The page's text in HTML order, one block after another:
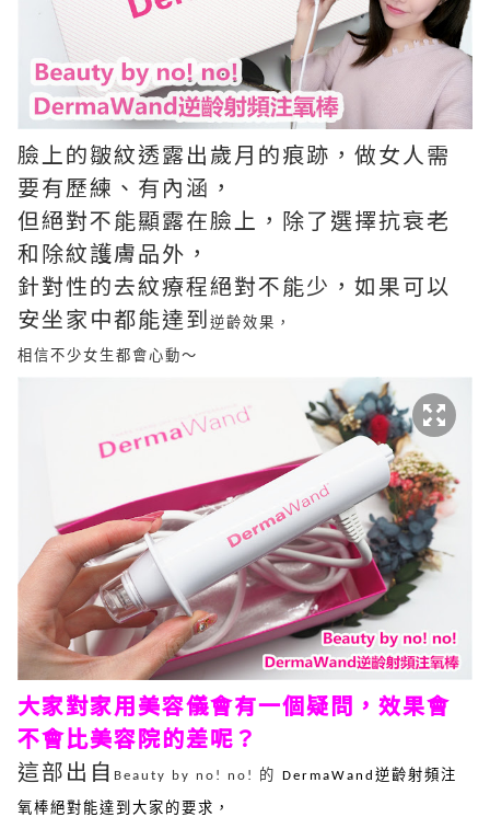
臉上的皺紋透露出歲月的痕跡，做女人需
要有歷練、有內涵，
但絕對不能顯露在臉上，除了選擇抗衰老
和除紋護膚品外，
針對性的去紋療程絕對不能少，如果可以
安坐家中都能達到 逆齡效果，
相信不少女生都會心動～
大家對家用美容儀會有一個疑問，效果會
不會比美容院的差呢？
這部出自 Beauty by no! no! 的 DermaWand逆齡射頻注
氧棒絕對能達到大家的要求，